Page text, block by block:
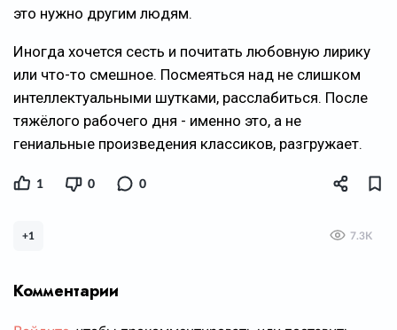
это нужно другим людям.
Иногда хочется сесть и почитать любовную лирику
или что-то смешное. Посмеяться над не слишком
интеллектуальными шутками, расслабиться. После
тяжёлого рабочего дня - именно это, а не
гениальные произведения классиков, разгружает.
1 0 0
+1 7.3K
Комментарии